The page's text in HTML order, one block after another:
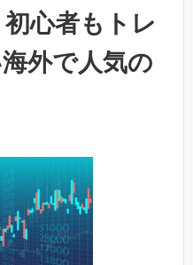
初心者もトレ
外で人気の